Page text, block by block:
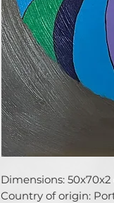
Dimensions:
Country of origin: